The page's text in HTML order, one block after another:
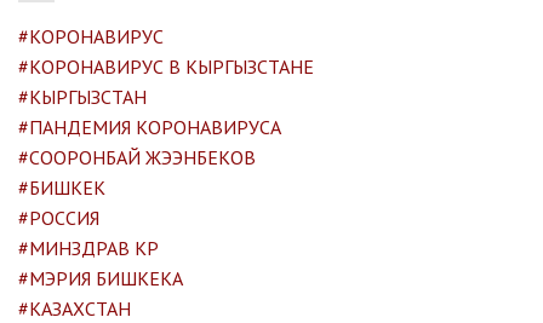
#КОРОНАВИРУС
#КОРОНАВИРУС В КЫРГЫЗСТАНЕ
#КЫРГЫЗСТАН
#ПАНДЕМИЯ КОРОНАВИРУСА
#СООРОНБАЙ ЖЭЭНБЕКОВ
#БИШКЕК
#РОССИЯ
#МИНЗДРАВ КР
#МЭРИЯ БИШКЕКА
#КАЗАХСТАН